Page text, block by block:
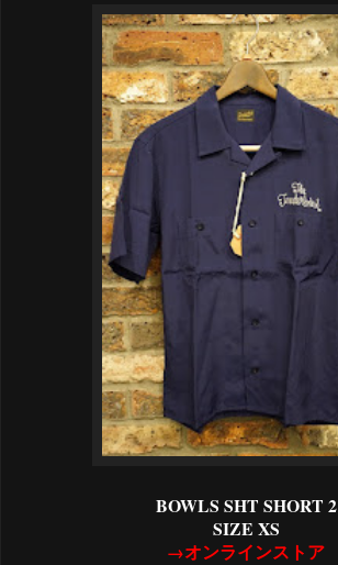
BOWLS SHT SHORT 2
SIZE XS
→オンラインストア